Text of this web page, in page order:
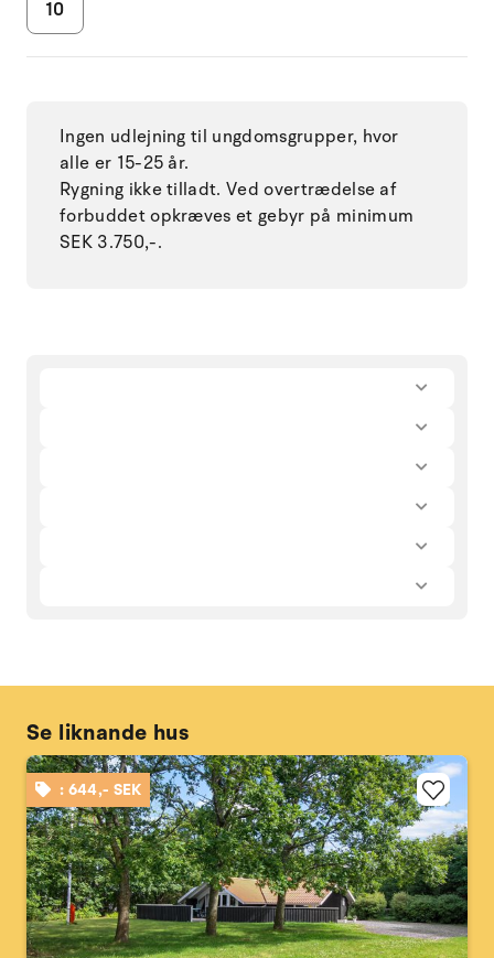
10
Ingen udlejning til ungdomsgrupper, hvor
alle er 15-25 år.
Rygning ikke tilladt. Ved overtrædelse af
forbuddet opkræves et gebyr på minimum
SEK 3.750,-.
Se liknande hus
: 644,- SEK